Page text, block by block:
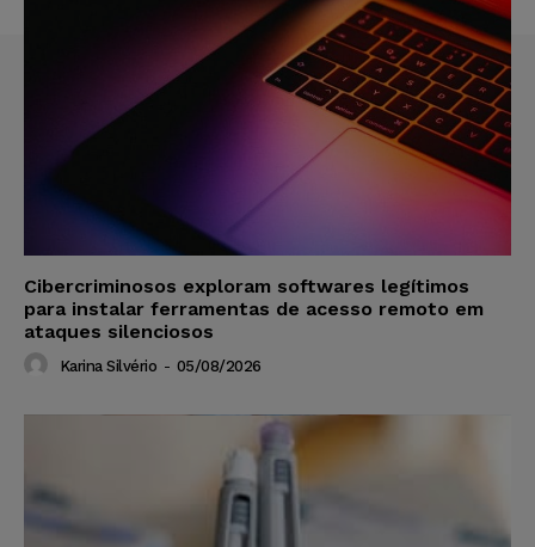
Cibercriminosos exploram softwares legítimos
para instalar ferramentas de acesso remoto em
ataques silenciosos
Karina Silvério - 05/08/2026